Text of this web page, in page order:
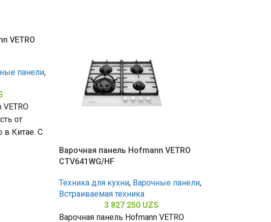
VETRO
панели,
от
в Китае. С
Варочная панель Hofmann VETRO
CTV641WG/HF
Техника для кухни, Варочные панели,
Встраиваемая техника
3 827 250 UZS
Варочная панель Hofmann VETRO